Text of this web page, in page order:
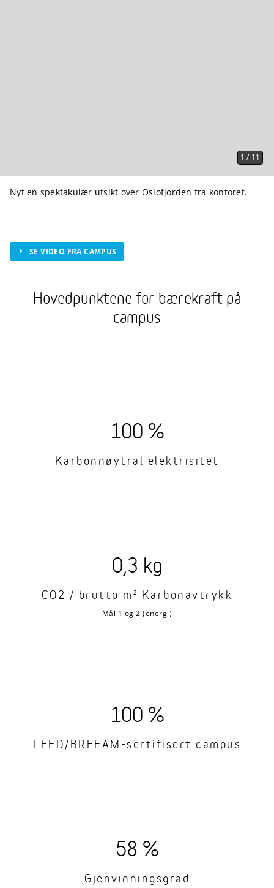
Nyt en spektakulær utsikt over Oslofjorden fra kontoret.
1 / 11
SE VIDEO FRA CAMPUS
Hovedpunktene for bærekraft på
campus
100 %
Karbonnøytral elektrisitet
0,3 kg
CO2 / brutto m 2 Karbonavtrykk
Mål 1 og 2 (energi)
100 %
LEED/BREEAM-sertifisert campus
58 %
Gjenvinningsgrad